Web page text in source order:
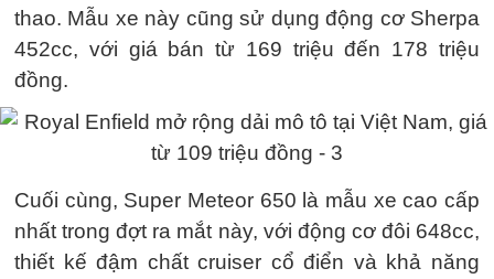
thao. Mẫu xe này cũng sử dụng động cơ Sherpa
452cc, với giá bán từ 169 triệu đến 178 triệu
đồng.
Cuối cùng, Super Meteor 650 là mẫu xe cao cấp
nhất trong đợt ra mắt này, với động cơ đôi 648cc,
thiết kế đậm chất cruiser cổ điển và khả năng